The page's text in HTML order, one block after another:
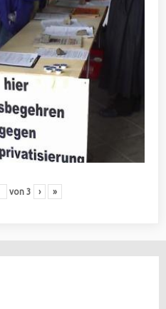
von 3 › »